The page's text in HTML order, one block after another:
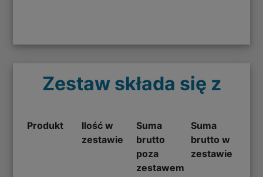
Zestaw składa się z
Produkt
Ilość w
zestawie
Suma
brutto
poza
zestawem
Suma
brutto w
zestawie